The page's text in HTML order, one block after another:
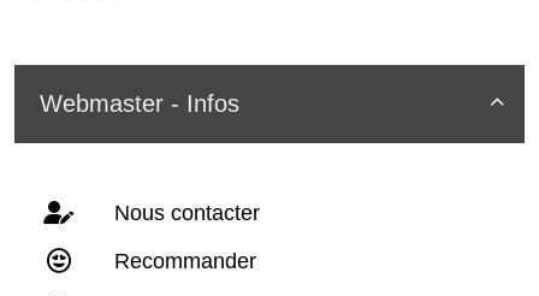

Webmaster - Infos
Nous contacter
Recommander